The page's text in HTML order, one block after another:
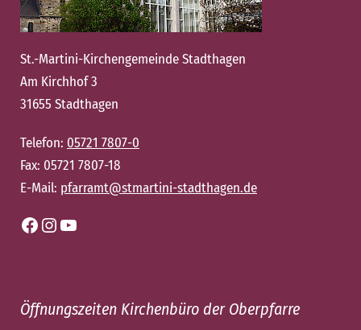
St.-Martini-Kirchengemeinde Stadthagen
Am Kirchhof 3
31655 Stadthagen
Telefon: 05721 7807-0
Fax: 05721 7807-18
E-Mail: pfarramt@stmartini-stadthagen.de
Facebook Instagram YouTube
Öffnungszeiten Kirchenbüro der Oberpfarre